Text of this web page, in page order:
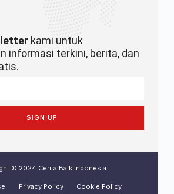
kami untuk
informasi terkini, berita, dan
SIGN UP
© 2024 Cerita Baik Indonesia
Privacy Policy Cookie Policy